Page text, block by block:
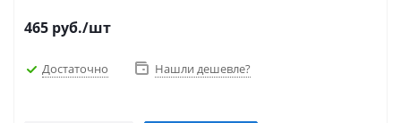
465 руб./шт
Достаточно Нашли дешевле?